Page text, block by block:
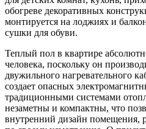
обогреве декоративных
монтируется на лоджиях и
сушки для обуви.
Теплый пол в квартире
человека, поскольку он
двужильного нагревательного
создает опасных
традиционными системами
незаметны и компактны, что
внутренний дизайн помещения,